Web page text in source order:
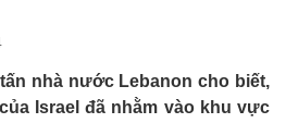
Việc làm
Biển đảo
nhà nước Lebanon cho biết,
Israel đã nhằm vào khu vực